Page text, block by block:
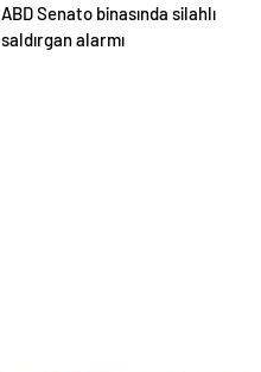
ABD Senato binasında silahlı
saldırgan alarmı